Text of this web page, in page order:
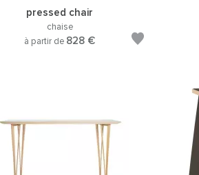
pressed chair
chaise
à partir de 828 €